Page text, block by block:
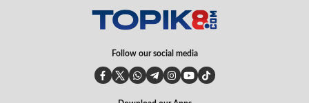
Follow our social media